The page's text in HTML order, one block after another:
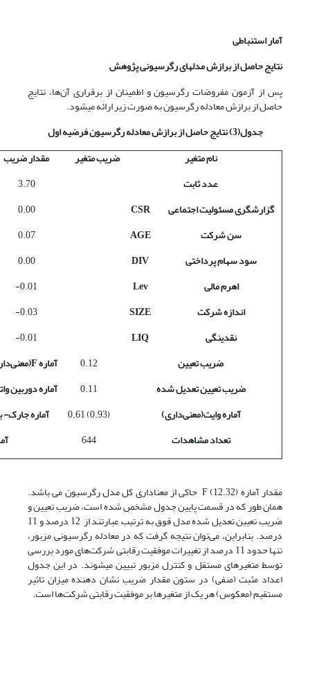
آمار استنباطی
نتایج حاصل از برازش مدل­های رگرسیونی پژوهش
پس از آزمون مفروضات رگرسیون و اطمینان از برقراری آن‌ها، نتایج
حاصل از برازش معادله رگرسیون به صورت زیر ارائه می­شود.
جدول(3) نتایج حاصل از برازش معادله رگرسیون فرضیه اول
نام متغیر
ضریب متغیر
مقدار ضریب
عدد ثابت
3.70
گزارشگری مسئولیت اجتماعی
CSR
0.00
سن شرکت
AGE
0.07
سود سهام پرداختی
DIV
0.00
اهرم مالی
Lev
0.01-
اندازه شرکت
SIZE
0.03-
نقدینگی
LIQ
0.01-
ضریب تعیین
0.12 آمارهF
ضریب تعیین تعدیل شده
0.11
آماره دوربین
آماره وایت(معنی‌داری)
(0.93) 0.61
آماره جارک-
تعداد مشاهدات
644
مقدار آماره F (12.32) حاکی از معناداری کل مدل رگرسیون می باشد.
همان طور که در قسمت پایین جدول مشخص شده است، ضریب تعیین و
ضریب تعیین تعدیل شده مدل فوق به ترتیب عبارتند از 12 درصد و 11
درصد. بنابراین، می‌توان نتیجه گرفت که در معادله رگرسیونی مزبور،
تنها حدود 11 درصد از تغییرات موفقیت رقابتی شرکت‌های مورد بررسی
توسط متغیرهای مستقل و کنترل مزبور تبیین می­شوند. در این جدول
اعداد مثبت (منفی) در ستون مقدار ضریب نشان دهنده میزان تاثیر
مستقیم (معکوس) هر یک از متغیرها بر موفقیت رقابتی شرکت‌ها است.